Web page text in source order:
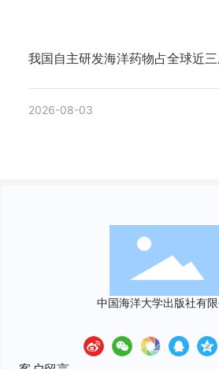
我国自主研发海洋药物占全球近
2026-08-03
中国海洋大学出版社有